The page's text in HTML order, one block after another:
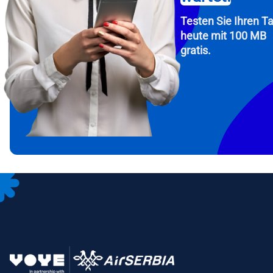
To
Then,
in
Testen Sie Ihren
heute mit 100 MB
gratis.
E-